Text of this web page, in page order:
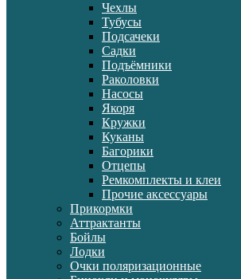
Чехлы
Тубусы
Подсачеки
Садки
Подъёмники
Раколовки
Насосы
Якоря
Кружки
Куканы
Багорики
Отцепы
Ремкомплекты и клеи
Прочие аксессуары
Прикормки
Аттрактанты
Бойлы
Лодки
Очки поляризационные